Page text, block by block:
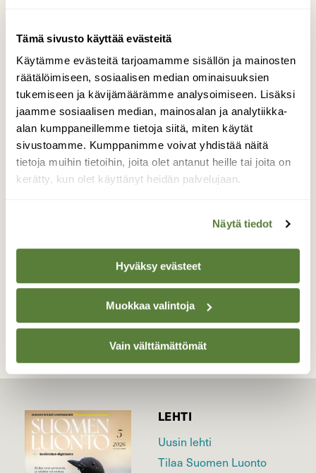
Tämä sivusto käyttää evästeitä
Käytämme evästeitä tarjoamamme sisällön ja mainosten
räätälöimiseen, sosiaalisen median ominaisuuksien
tukemiseen ja kävijämäärämme analysoimiseen. Lisäksi
jaamme sosiaalisen median, mainosalan ja analytiikka-
alan kumppaneillemme tietoja siitä, miten käytät
sivustoamme. Kumppanimme voivat yhdistää näitä
tietoja muihin tietoihin, joita olet antanut heille tai joita on
kerätty, kun olet käyttänyt heidän palvelujaan.
Näytä tiedot
Hyväksy evästeet
Muokkaa valintoja
Vain välttämättömät
Ilta tummenee…
Ilta tummenee, aurinko on juuri laskeutunut.
Turku, Ruissalo 21.9
TAKAISIN LISTAAN
LEHTI
Uusin lehti
Tilaa Suomen Luonto